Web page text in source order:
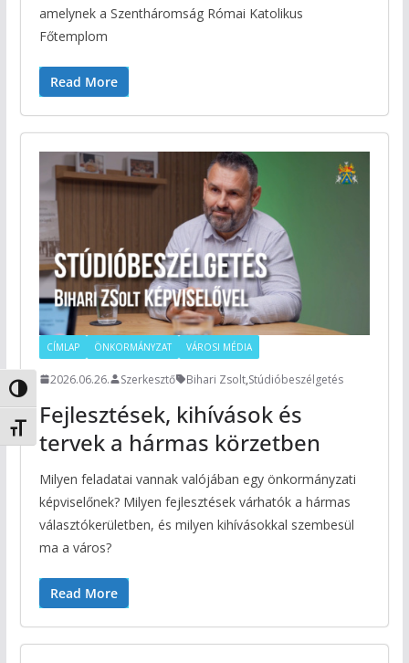
Nagy kontraszt váltása
Betűméret váltása
amelynek a Szentháromság Római Katolikus
Főtemplom
Read More
CÍMLAP ÖNKORMÁNYZAT VÁROSI MÉDIA
2026.06.26. Szerkesztő Bihari Zsolt,Stúdióbeszélgetés
Fejlesztések, kihívások és
tervek a hármas körzetben
Milyen feladatai vannak valójában egy önkormányzati
képviselőnek? Milyen fejlesztések várhatók a hármas
választókerületben, és milyen kihívásokkal szembesül
ma a város?
Read More